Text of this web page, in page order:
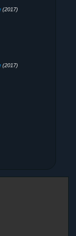
(2017)
(2017)